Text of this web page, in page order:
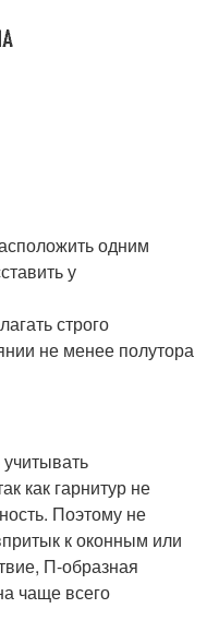
одним
у
строго
не менее полутора
как гарнитур не
Поэтому не
к оконным или
П-образная
чаще всего